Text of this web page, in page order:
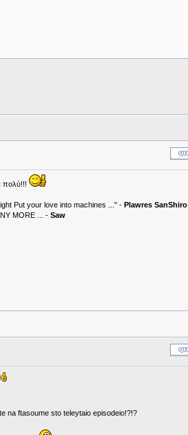
πολύ!!!
Put your love into machines ..." - Plawres SanShiro
MORE ... - Saw
na ftasoume sto teleytaio episodeio!?!?